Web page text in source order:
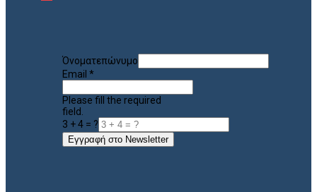
Όνοματεπώνυμο
Email *
Please fill the required
field.
3 + 4 = ?
Εγγραφή στο Newsletter